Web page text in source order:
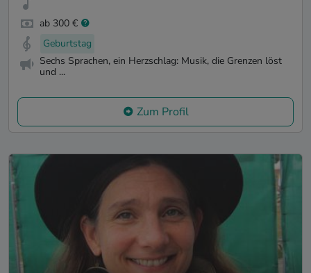
ab 300 €
Geburtstag
Sechs Sprachen, ein Herzschlag: Musik, die Grenzen löst
und ...
Zum Profil